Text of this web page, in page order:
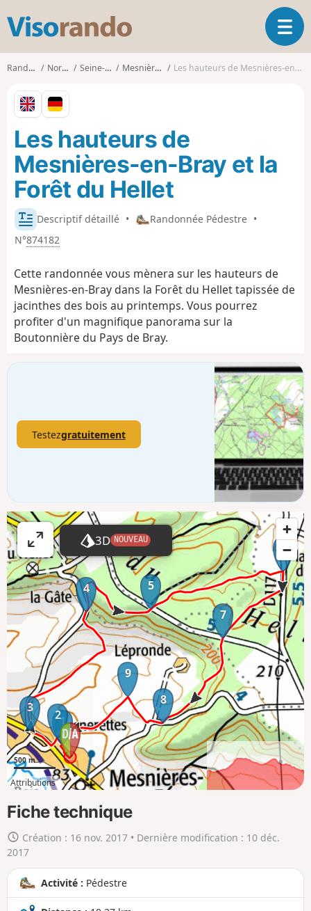
s
o
o
O
u
Randonnées Normandie Seine-Maritime Mesnières-en-Bray Les hauteurs de Mesnières-en-Bray et la Forêt du Hellet
Descriptif détaillé • Randonnée Pédestre •
N°874182
Les hauteurs de
Mesnières-en-Bray et la
Forêt du Hellet
Cette randonnée vous mènera sur les hauteurs de
Mesnières-en-Bray dans la Forêt du Hellet tapissée de
jacinthes des bois au printemps. Vous pourrez
profiter d'un magnifique panorama sur la
Boutonnière du Pays de Bray.
Testezgratuitement
A
ff
i
c
h
r
l
a
c
a
r
t
e
e
n
r
d
3D NOUVEAU
1
2
3
4 5
6
7
8
9
500 m
Attributions
Fiche technique
Création : 16 nov. 2017• Dernière modification : 10 déc.
2017
Activité : Pédestre